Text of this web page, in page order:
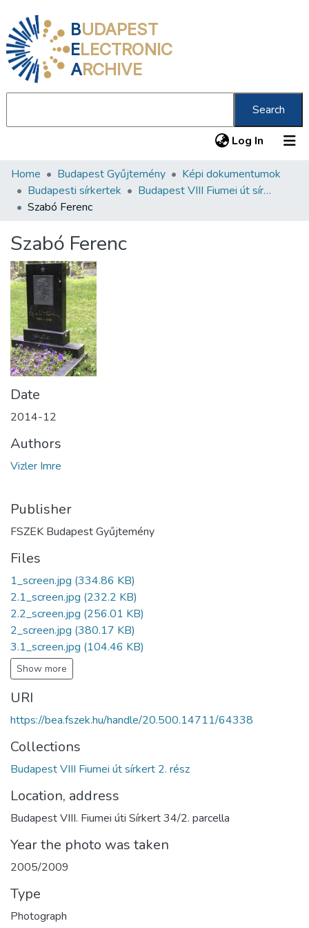
BUDAPEST
ELECTRONIC
ARCHIVE
Search
Log In (current)
Communities & Collections
All of DSpace
About us
Home Budapest Gyűjtemény
Képi dokumentumok
Budapesti sírkertek
Budapest VIII Fiumei út sírkert 2. rész
Szabó Ferenc
Szabó Ferenc
Date
2014-12
Authors
Vizler Imre
Publisher
FSZEK Budapest Gyűjtemény
Files
1_screen.jpg (334.86 KB)
2.1_screen.jpg (232.2 KB)
2.2_screen.jpg (256.01 KB)
2_screen.jpg (380.17 KB)
3.1_screen.jpg (104.46 KB)
Show more
URI
https://bea.fszek.hu/handle/20.500.14711/64338
Collections
Budapest VIII Fiumei út sírkert 2. rész
Location, address
Budapest VIII. Fiumei úti Sírkert 34/2. parcella
Year the photo was taken
2005/2009
Type
Photograph